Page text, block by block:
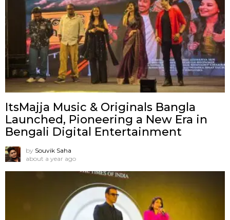
ItsMajja Music & Originals Bangla
Launched, Pioneering a New Era in
Bengali Digital Entertainment
by Souvik Saha
about a year ago